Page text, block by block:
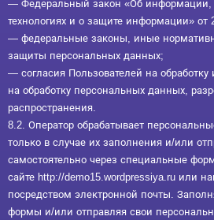
— Федеральный закон «Об
технологиях и о защите информации» от
— федеральные законы, иные
защиты персональных данных;
— согласия Пользователей на
на обработку персональных данных,
распространения.
8.2. Оператор обрабатывает
только в случае их заполнения и/или
самостоятельно через специальные
сайте http://demo15.wordpressiya.ru или
посредством электронной почты.
формы и/или отправляя свои